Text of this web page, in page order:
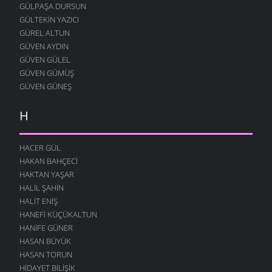
1 NISAN 2008
KURŞUNLAR BENI
27 MART 2008
GECELERI ÖZLEMIŞIM
26 MART 2008
KAPI KOLLARI
TÜKENIR ŞIMDI
24 MART 2008
YAZIK ETMIŞIM
22 MART 2008
KANAMIŞ YÜREK YARASI
19 MART 2008
HARAM ETTILER
19 MART 2008
HASRET GIBIYIM
17 MART 2008
GÜLPAŞA DURSUN
GÜLTEKIN YAZICI
GÜREL ALTUN
GÜVEN AYDIN
GÜVEN GÜLEL
GÜVEN GÜMÜŞ
GÜVEN GÜNEŞ
H
HACER GÜL
HAKAN BAHÇECI
HAKTAN YAŞAR
HALIL ŞAHIN
HALIT ENIŞ
HANEFI KÜÇÜKALTUN
HANIFE GÜNER
HASAN BÜYÜK
HASAN TORUN
HIDAYET BILIŞIK